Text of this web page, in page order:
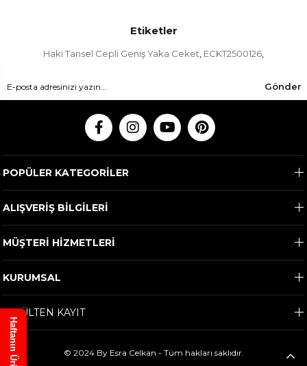
Etiketler
Haki Tansel Cepli Geniş Yaka Ceket, ECKT2500126,
Gönder
POPÜLER KATEGORİLER
ALIŞVERİŞ BİLGİLERİ
MÜŞTERİ HİZMETLERİ
KURUMSAL
E-BÜLTEN KAYIT
© 2024 By Esra Celkan - Tüm hakları saklıdır.
Haftanın Ürünü